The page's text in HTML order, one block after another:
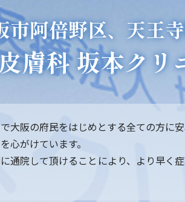
市阿倍野区、天王
膚科 坂本クリ
大阪の府民をはじめとする全ての方に
心がけています。
通院して頂けることにより、より早く